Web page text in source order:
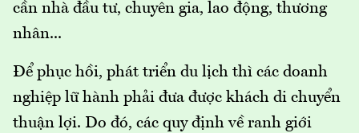
cần nhà đầu tư, chuyên gia, lao động, thương
nhân...
Để phục hồi, phát triển du lịch thì các doanh
nghiệp lữ hành phải đưa được khách di chuyển
thuận lợi. Do đó, các quy định về ranh giới